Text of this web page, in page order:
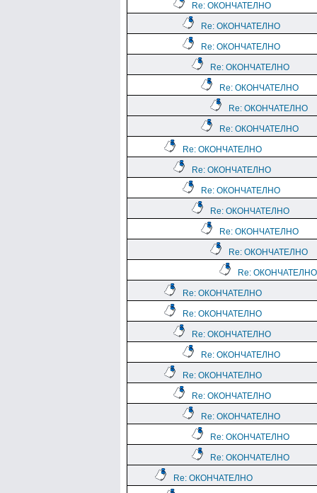
Re: ОКОНЧАТЕЛНО
Re: ОКОНЧАТЕЛНО
Re: ОКОНЧАТЕЛНО
Re: ОКОНЧАТЕЛНО
Re: ОКОНЧАТЕЛНО
Re: ОКОНЧАТЕЛНО
Re: ОКОНЧАТЕЛНО
Re: ОКОНЧАТЕЛНО
Re: ОКОНЧАТЕЛНО
Re: ОКОНЧАТЕЛНО
Re: ОКОНЧАТЕЛНО
Re: ОКОНЧАТЕЛНО
Re: ОКОНЧАТЕЛНО
Re: ОКОНЧАТЕЛНО
Re: ОКОНЧАТЕЛНО
Re: ОКОНЧАТЕЛНО
Re: ОКОНЧАТЕЛНО
Re: ОКОНЧАТЕЛНО
Re: ОКОНЧАТЕЛНО
Re: ОКОНЧАТЕЛНО
Re: ОКОНЧАТЕЛНО
Re: ОКОНЧАТЕЛНО
Re: ОКОНЧАТЕЛНО
Re: ОКОНЧАТЕЛНО